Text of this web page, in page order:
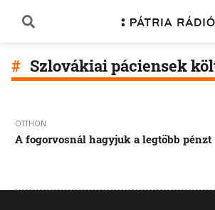
Szlovákiai páciensek
OTTHON
A fogorvosnál hagyjuk a legtöbb pénzt